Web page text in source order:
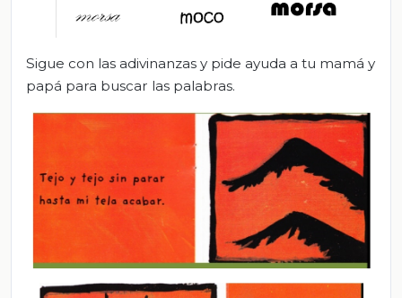
Sigue con las adivinanzas y pide ayuda a tu mamá y
papá para buscar las palabras.